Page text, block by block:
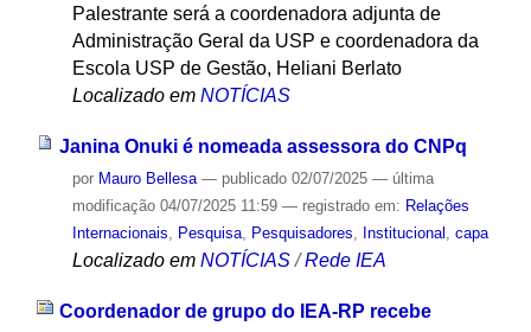
Palestrante será a coordenadora adjunta de
Administração Geral da USP e coordenadora da
Escola USP de Gestão, Heliani Berlato
Localizado em NOTÍCIAS
Janina Onuki é nomeada assessora do CNPq
por Mauro Bellesa — publicado02/07/2025 — última
modificação04/07/2025 11:59 — registrado em: Relações
Internacionais, Pesquisa, Pesquisadores, Institucional , capa
Localizado em NOTÍCIAS /Rede IEA
Coordenador de grupo do IEA-RP recebe